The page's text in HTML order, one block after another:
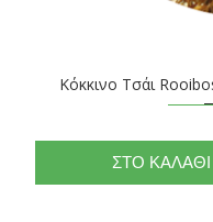
Κόκκινο Τσάι